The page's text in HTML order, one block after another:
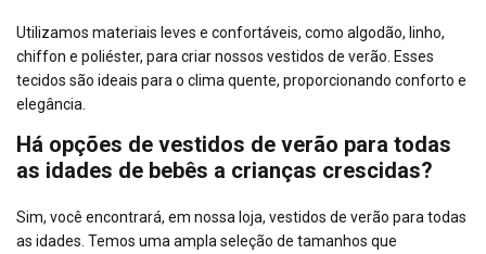
Utilizamos materiais leves e confortáveis, como algodão, linho,
chiffon e poliéster, para criar nossos vestidos de verão. Esses
tecidos são ideais para o clima quente, proporcionando conforto e
elegância.
Há opções de vestidos de verão para todas
as idades de bebês a crianças crescidas?
Sim, você encontrará, em nossa loja, vestidos de verão para todas
as idades. Temos uma ampla seleção de tamanhos que